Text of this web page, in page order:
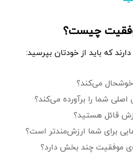
چیست؟
که باید از خودتان بپرسید:
می‌کند؟
شما را برآورده می‌کند؟
قائل هستید؟
برای شما ارزش‌مندتر است؟
موفقیت چند بخش دارد؟